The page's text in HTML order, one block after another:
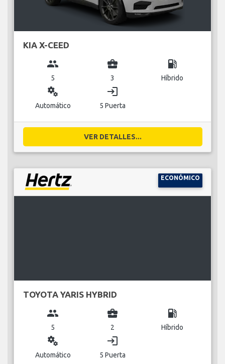
KIA X-CEED
group
5
business_center
3
local_gas_station
Híbrido
miscellaneous_services
Automático
login
5 Puerta
VER DETALLES...
ECONÓMICO
TOYOTA YARIS HYBRID
group
5
business_center
2
local_gas_station
Híbrido
miscellaneous_services
Automático
login
5 Puerta